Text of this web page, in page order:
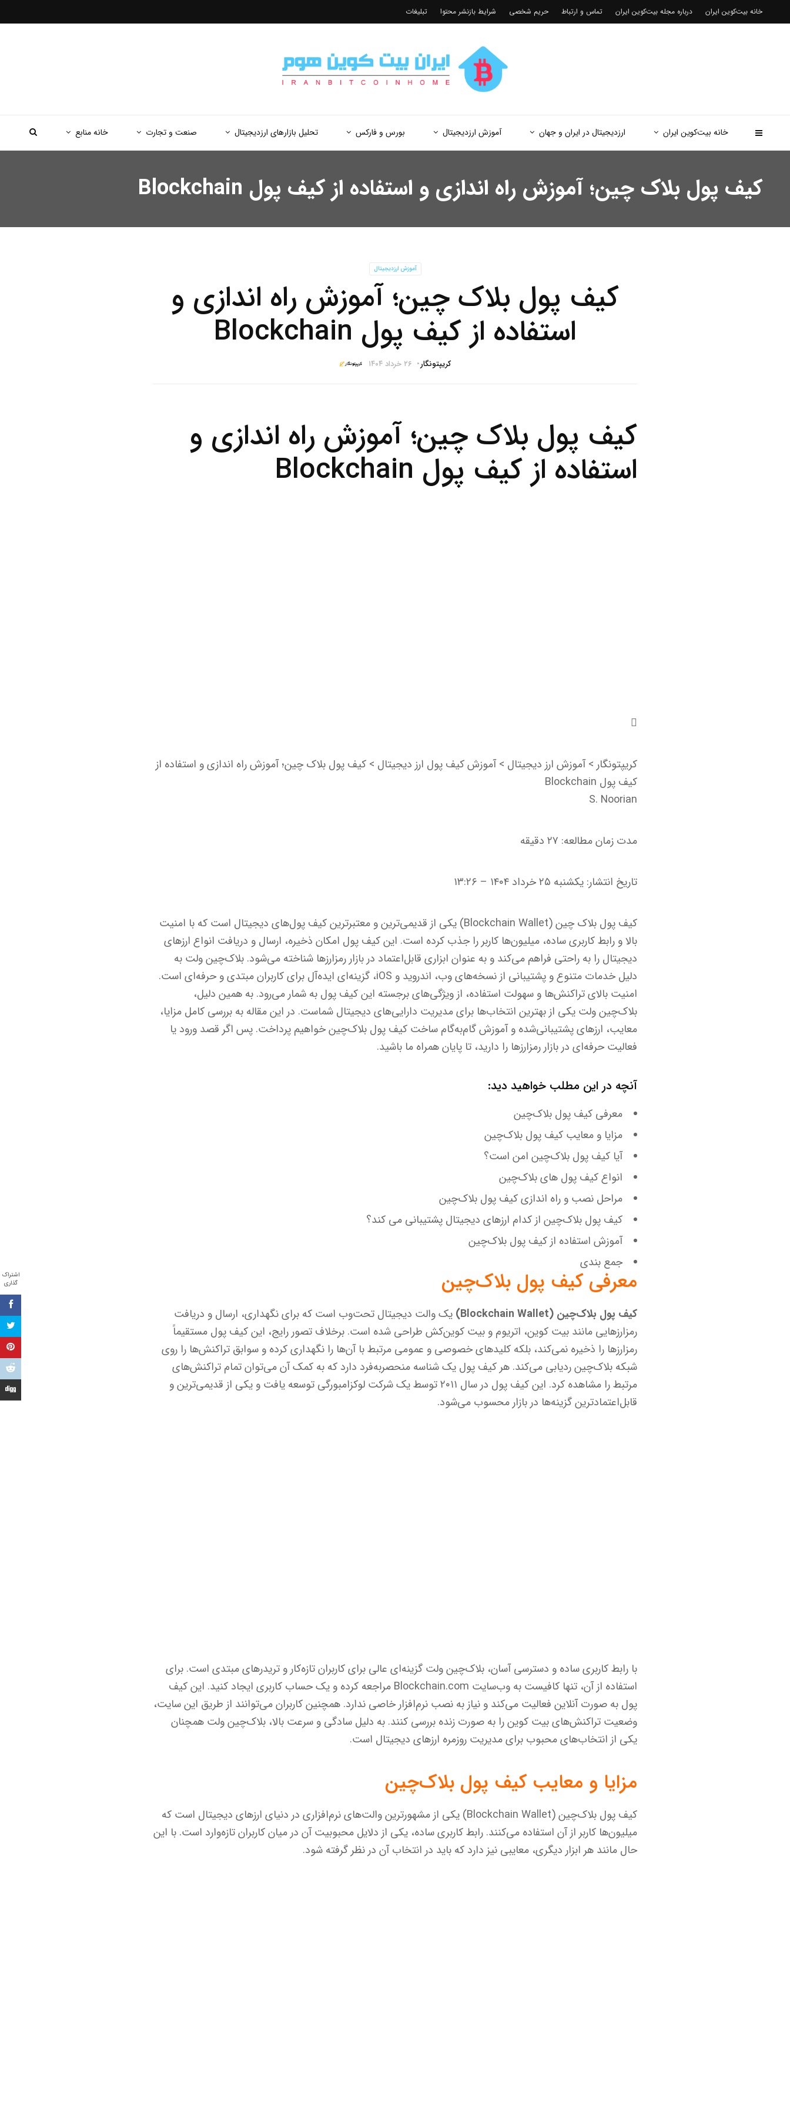
خانه بیت‌کوین ایران ارزدیجیتال در ایران و جهان آموزش ارزدیجیتال بورس و فارکس تحلیل بازارهای ارزدیجیتال صنعت و تجارت خانه منابع
خانه بیت‌کوین ایران درباره مجله بیت‌کوین ایران تماس و ارتباط حریم شخصی شرایط بازنشر محتوا تبلیغات
کیف پول بلاک چین؛ آموزش راه اندازی و استفاده از کیف پول Blockchain
آموزش ارزدیجیتال
کیف پول بلاک چین؛ آموزش راه اندازی و
استفاده از کیف پول Blockchain
کریپتونگار ۲۶ خرداد ۱۴۰۴
اشتراک
گذاری
کیف پول بلاک چین؛ آموزش راه اندازی و
استفاده از کیف پول Blockchain
کریپتونگار >آموزش ارز دیجیتال >آموزش کیف پول ارز دیجیتال >کیف پول بلاک چین؛ آموزش راه اندازی و استفاده از
کیف پول Blockchain
S. Noorian
مدت زمان مطالعه: ۲۷ دقیقه
تاریخ انتشار: یکشنبه ۲۵ خرداد ۱۴۰۴ – ۱۳:۲۶
کیف پول بلاک چین (Blockchain Wallet) یکی از قدیمی‌ترین و معتبرترین کیف پول‌های دیجیتال است که با امنیت
بالا و رابط کاربری ساده، میلیون‌ها کاربر را جذب کرده است. این کیف پول امکان ذخیره، ارسال و دریافت انواع ارزهای
دیجیتال را به راحتی فراهم می‌کند و به عنوان ابزاری قابل‌اعتماد در بازار رمزارزها شناخته می‌شود. بلاک‌چین ولت به
دلیل خدمات متنوع و پشتیبانی از نسخه‌های وب، اندروید و iOS، گزینه‌ای ایده‌آل برای کاربران مبتدی و حرفه‌ای است.
امنیت بالای تراکنش‌ها و سهولت استفاده، از ویژگی‌های برجسته این کیف پول به شمار می‌رود. به همین دلیل،
بلاک‌چین ولت یکی از بهترین انتخاب‌ها برای مدیریت دارایی‌های دیجیتال شماست. در این مقاله به بررسی کامل مزایا،
معایب، ارزهای پشتیبانی‌شده و آموزش گام‌به‌گام ساخت کیف پول بلاک‌چین خواهیم پرداخت. پس اگر قصد ورود یا
فعالیت حرفه‌ای در بازار رمزارزها را دارید، تا پایان همراه ما باشید.
آنچه در این مطلب خواهید دید:
معرفی کیف پول بلاک‌چین
مزایا و معایب کیف پول بلاک‌چین
آیا کیف پول بلاک‌چین امن است؟
انواع کیف پول های بلاک‌چین
مراحل نصب و راه ‌اندازی کیف پول بلاک‌چین
کیف پول بلاک‌چین از کدام ارزهای دیجیتال پشتیبانی می کند؟
آموزش استفاده از کیف پول بلاک‌چین
جمع بندی
معرفی کیف پول بلاک‌چین
کیف پول بلاک‌چین (Blockchain Wallet)
یک والت دیجیتال تحت‌وب است که برای نگهداری، ارسال و دریافت
رمزارزهایی مانند بیت کوین، اتریوم و بیت کوین‌کش طراحی شده است. برخلاف تصور رایج، این کیف پول مستقیماً
رمزارزها را ذخیره نمی‌کند، بلکه کلیدهای خصوصی و عمومی مرتبط با آن‌ها را نگهداری کرده و سوابق تراکنش‌ها را روی
شبکه بلاک‌چین ردیابی می‌کند. هر کیف پول یک شناسه منحصربه‌فرد دارد که به کمک آن می‌توان تمام تراکنش‌های
مرتبط را مشاهده کرد. این کیف پول در سال ۲۰۱۱ توسط یک شرکت لوکزامبورگی توسعه یافت و یکی از قدیمی‌ترین و
قابل‌اعتمادترین گزینه‌ها در بازار محسوب می‌شود.
با رابط کاربری ساده و دسترسی آسان، بلاک‌چین ولت گزینه‌ای عالی برای کاربران تازه‌کار و تریدرهای مبتدی است. برای
استفاده از آن، تنها کافیست به وب‌سایت Blockchain.com مراجعه کرده و یک حساب کاربری ایجاد کنید. این کیف
پول به صورت آنلاین فعالیت می‌کند و نیاز به نصب نرم‌افزار خاصی ندارد. همچنین کاربران می‌توانند از طریق این سایت،
وضعیت تراکنش‌های بیت کوین را به صورت زنده بررسی کنند. به دلیل سادگی و سرعت بالا، بلاک‌چین ولت همچنان
یکی از انتخاب‌های محبوب برای مدیریت روزمره ارزهای دیجیتال است.
مزایا و معایب کیف پول بلاک‌چین
کیف پول بلاک‌چین (Blockchain Wallet) یکی از مشهورترین والت‌های نرم‌افزاری در دنیای ارزهای دیجیتال است که
میلیون‌ها کاربر از آن استفاده می‌کنند. رابط کاربری ساده، یکی از دلایل محبوبیت آن در میان کاربران تازه‌وارد است. با این
حال مانند هر ابزار دیگری، معایبی نیز دارد که باید در انتخاب آن در نظر گرفته شود.